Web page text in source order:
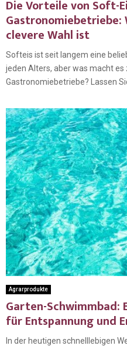
Die Vorteile von Soft-
Gastronomiebetriebe:
clevere Wahl ist
Softeis ist seit langem eine
jeden Alters, aber was macht es
Gastronomiebetriebe? Lassen Sie
Agrarprodukte
Garten-Schwimmbad:
für Entspannung und
In der heutigen schnelllebigen